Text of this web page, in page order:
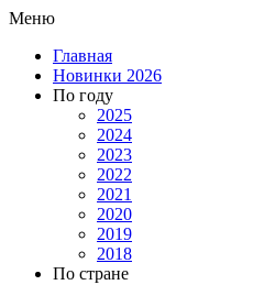
Меню
Главная
Новинки 2026
По году
2025
2024
2023
2022
2021
2020
2019
2018
По стране